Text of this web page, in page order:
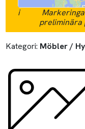
i
preliminära
Kategori: Möbler /